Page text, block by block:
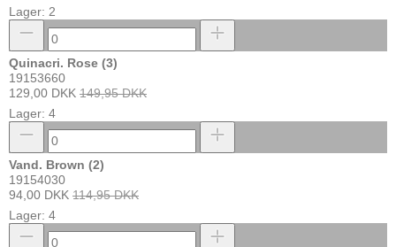
Lager: 2
Quinacri. Rose (3)
19153660
129,00 DKK 149,95 DKK
Lager: 4
Vand. Brown (2)
19154030
94,00 DKK 114,95 DKK
Lager: 4